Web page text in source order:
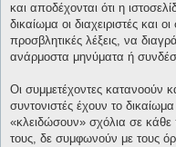
και αποδέχονται ότι η
δικαίωμα οι διαχειριστές και
προσβλητικές λέξεις, να
ανάρμοστα μηνύματα ή
Οι συμμετέχοντες κατανοούν
συντονιστές έχουν το
«κλειδώσουν» σχόλια σε
τους, δε συμφωνούν με τους